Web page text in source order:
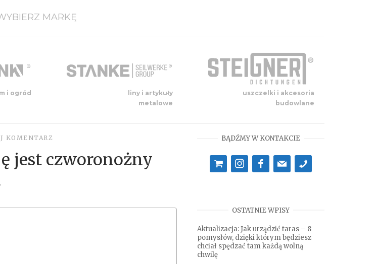
MARKĘ
i ogród
liny i artykuły
metalowe
uszczelki i akcesoria
budowlane
KOMENTARZ
jest czworonożny
BĄDŹMY W KONTAKCIE
shopping-
cart
instagramfacebook
mail phone
OSTATNIE WPISY
Aktualizacja: Jak urządzić taras – 8
pomysłów, dzięki którym będziesz
chciał spędzać tam każdą wolną
chwilę